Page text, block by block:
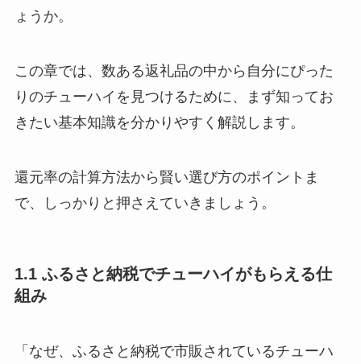
ょうか。
この章では、数ある返礼品の中から自分にぴった
りのチューハイを見つけるために、まず知ってお
きたい基本知識を分かりやすく解説します。
還元率の計算方法から賢い選び方のポイントま
で、しっかりと押さえていきましょう。
1.1 ふるさと納税でチューハイがもらえる仕
組み
「なぜ、ふるさと納税で市販されているチューハ